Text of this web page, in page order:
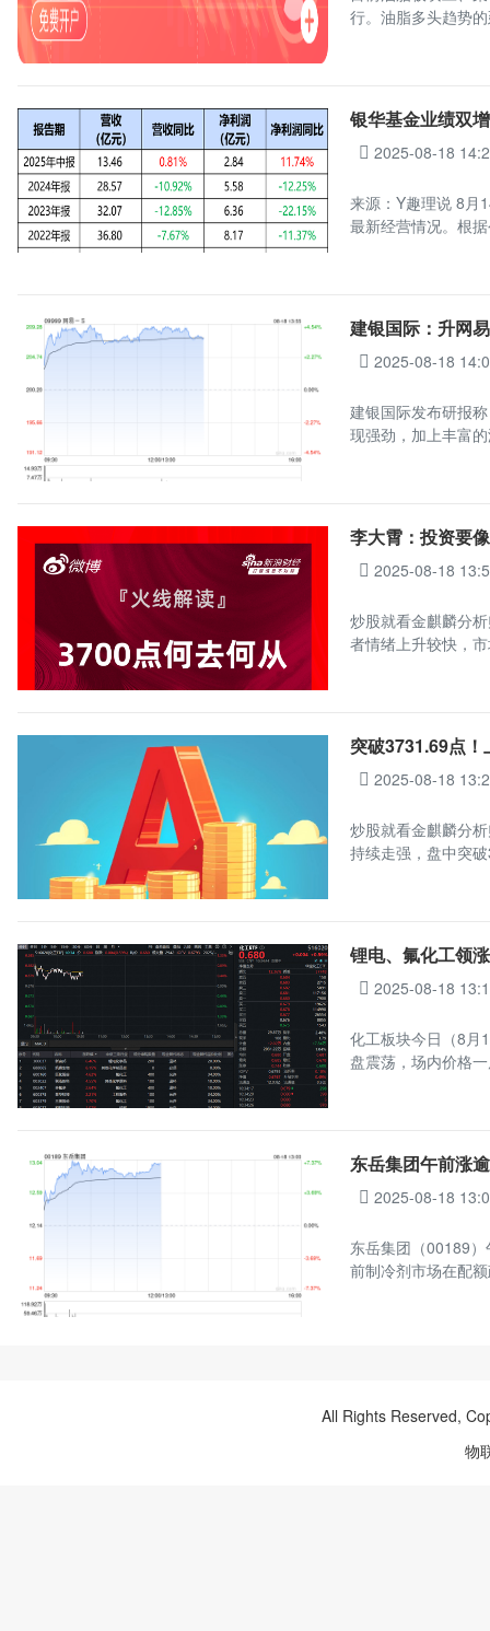
行。油脂多头趋势
银华基金业绩双
2025-08-18
来源：Y趣理说 8月
最新经营情况。根
建银国际：升网
2025-08-18
建银国际发布研报
现强劲，加上丰富
李大霄：投资要
2025-08-18
炒股就看金麒麟分
者情绪上升较快，
突破3731.69点
2025-08-18
炒股就看金麒麟分
持续走强，盘中突
锂电、氟化工领
2025-08-18
化工板块今日（8月
盘震荡，场内价格
东岳集团午前涨
2025-08-18
东岳集团（00189
前制冷剂市场在配
All Rights Reserved,
物